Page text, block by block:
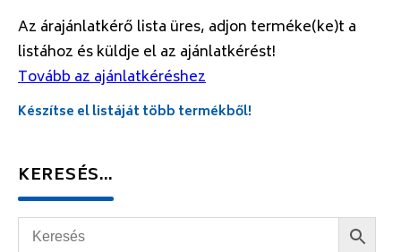
Az árajánlatkérő lista üres, adjon terméke(ke)t a
listához és küldje el az ajánlatkérést!
Tovább az ajánlatkéréshez
Készítse el listáját több termékből!
KERESÉS…